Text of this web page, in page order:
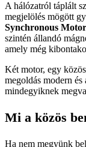
A hálózatról táplált
megjelölés mögött
Synchronous
szintén állandó
amely még
Két motor, egy
megoldás modern
mindegyiknek
Mi a közös
Ha nem megyünk